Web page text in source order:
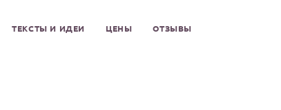
ТЕКСТЫ И ИДЕИ ЦЕНЫ ОТЗЫВЫ